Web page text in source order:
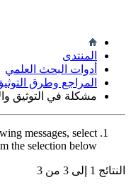
المنتدى
أدوات البحث العلمي
المراجع وطرق
مشكلة في التوثيق
messages, select
the selection below.
النتائج 1 إلى 3 من 3